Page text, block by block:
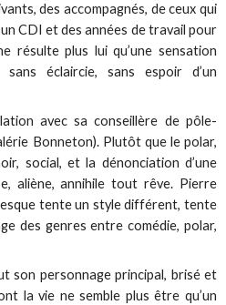
des accompagnés, de ceux qui
CDI et des années de travail pour
résulte plus lui qu’une sensation
sans éclaircie, sans espoir d’un
avec sa conseillère de pôle-
Bonneton). Plutôt que le polar,
social, et la dénonciation d’une
aliène, annihile tout rêve. Pierre
tente un style différent, tente
des genres entre comédie, polar,
son personnage principal, brisé et
la vie ne semble plus être qu’un